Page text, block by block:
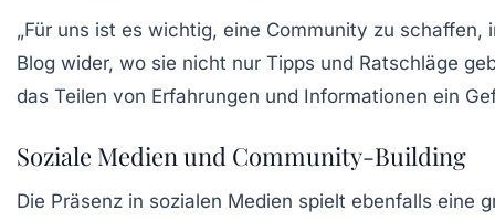
„Für uns ist es wichtig, eine Community zu
Blog wider, wo sie nicht nur Tipps und Ratschläge
das Teilen von Erfahrungen und Informationen ein
Soziale Medien und Community-Building
Die Präsenz in sozialen Medien spielt ebenfalls eine